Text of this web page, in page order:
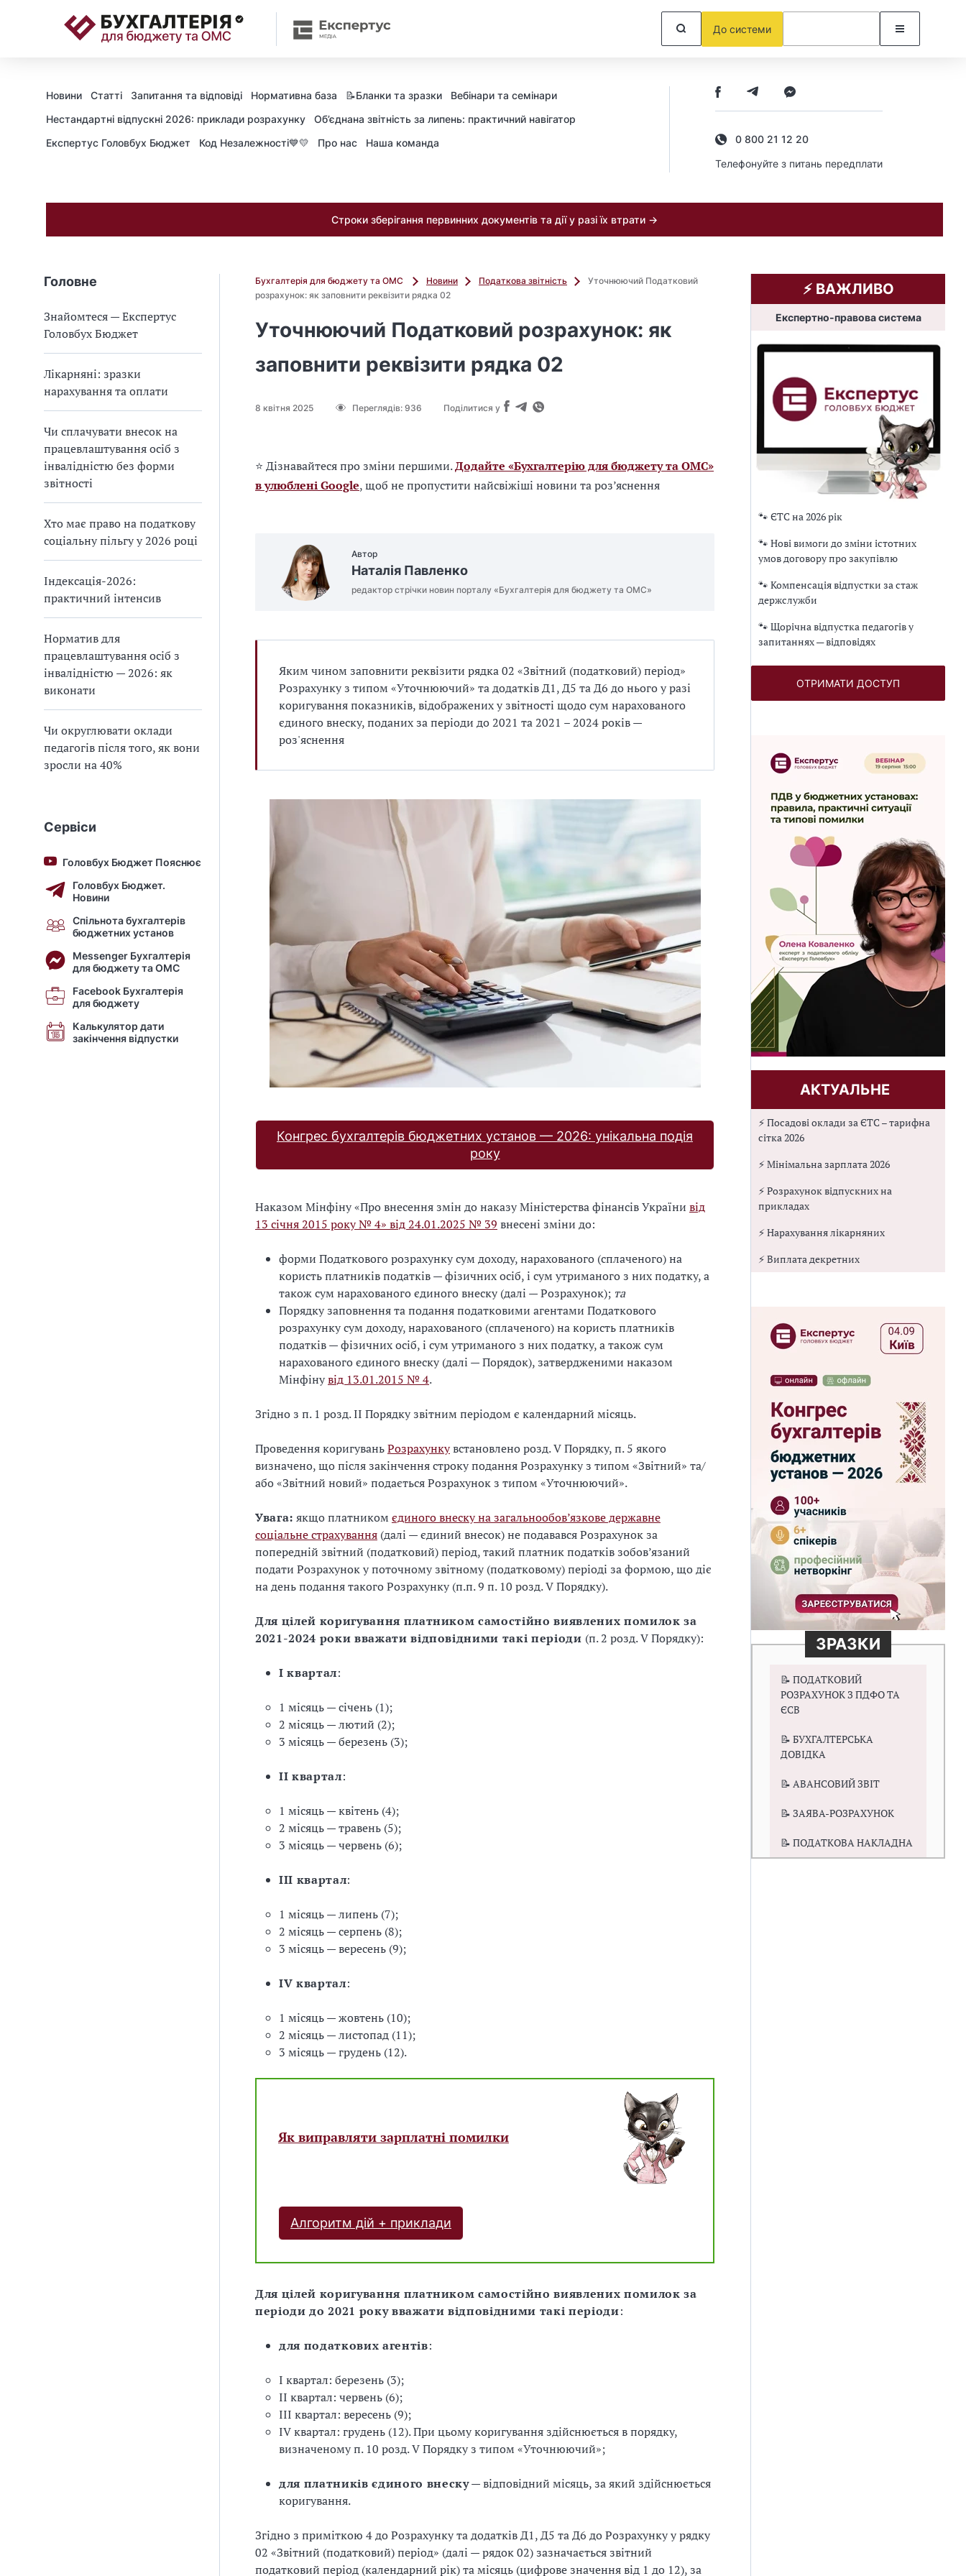
До системи
Новини Статті Запитання та відповіді Нормативна база 📝Бланки та зразки
Вебінари та семінари
Нестандартні відпускні 2026: приклади розрахунку
Об’єднана звітність за липень: практичний навігатор
Експертус Головбух Бюджет
Код Незалежності💙💛 Про нас Наша команда
0 800 21 12 20
Телефонуйте з питань передплати
Строки зберігання первинних документів та дії у разі їх втрати →
Головне
Знайомтеся — Експертус
Головбух Бюджет
Лікарняні: зразки
нарахування та оплати
Чи сплачувати внесок на
працевлаштування осіб з
інвалідністю без форми
звітності
Хто має право на податкову
соціальну пільгу у 2026 році
Індексація-2026:
практичний інтенсив
Норматив для
працевлаштування осіб з
інвалідністю — 2026: як
виконати
Чи округлювати оклади
педагогів після того, як вони
зросли на 40%
Сервіси
Головбух Бюджет Пояснює
Головбух Бюджет.
Новини
Спільнота бухгалтерів
бюджетних установ
Messenger Бухгалтерія
для бюджету та ОМС
Facebook Бухгалтерія
для бюджету
Калькулятор дати
закінчення відпустки
Бухгалтерія для бюджету та ОМС Новини Податкова звітність
Уточнюючий Податковий
розрахунок: як заповнити реквізити рядка 02
Уточнюючий Податковий розрахунок: як
заповнити реквізити рядка 02
8 квітня 2025 Переглядів: 936 Поділитися у
⭐ Дізнавайтеся про зміни першими.Додайте «Бухгалтерію для бюджету та ОМС»
в улюблені Google, щоб не пропустити найсвіжіші новини та роз’яснення
Автор
Наталія Павленко
редактор стрічки новин порталу «Бухгалтерія для бюджету та ОМС»
Яким чином заповнити реквізити рядка 02 «Звітний (податковий) період»
Розрахунку з типом «Уточнюючий» та додатків Д1, Д5 та Д6 до нього у разі
коригування показників, відображених у звітності щодо сум нарахованого
єдиного внеску, поданих за періоди до 2021 та 2021 – 2024 років —
роз'яснення
Конгрес бухгалтерів бюджетних установ — 2026: унікальна подія
року
Наказом Мінфіну «Про внесення змін до наказу Міністерства фінансів України від
13 січня 2015 року № 4» від 24.01.2025 № 39 внесені зміни до:
форми Податкового розрахунку сум доходу, нарахованого (сплаченого) на
користь платників податків — фізичних осіб, і сум утриманого з них податку, а
також сум нарахованого єдиного внеску (далі — Розрахунок); та
Порядку заповнення та подання податковими агентами Податкового
розрахунку сум доходу, нарахованого (сплаченого) на користь платників
податків — фізичних осіб, і сум утриманого з них податку, а також сум
нарахованого єдиного внеску (далі — Порядок), затвердженими наказом
Мінфінувід 13.01.2015 № 4.
Згідно з п. 1 розд. ІІ Порядку звітним періодом є календарний місяць.
Проведення коригуваньРозрахункувстановлено розд. V Порядку, п. 5 якого
визначено, що після закінчення строку подання Розрахунку з типом «Звітний» та/
або «Звітний новий» подається Розрахунок з типом «Уточнюючий».
Увага: якщо платником єдиного внеску на загальнообов’язкове державне
соціальне страхування (далі — єдиний внесок) не подавався Розрахунок за
попередній звітний (податковий) період, такий платник податків зобов’язаний
подати Розрахунок у поточному звітному (податковому) періоді за формою, що діє
на день подання такого Розрахунку (п.п. 9 п. 10 розд. V Порядку).
Для цілей коригування платником самостійно виявлених помилок за
2021-2024 роки вважати відповідними такі періоди (п. 2 розд. V Порядку):
I квартал:
1 місяць — січень (1);
2 місяць — лютий (2);
3 місяць — березень (3);
II квартал:
1 місяць — квітень (4);
2 місяць — травень (5);
3 місяць — червень (6);
III квартал:
1 місяць — липень (7);
2 місяць — серпень (8);
3 місяць — вересень (9);
IV квартал:
1 місяць — жовтень (10);
2 місяць — листопад (11);
3 місяць — грудень (12).
Як виправляти зарплатні помилки
Алгоритм дій + приклади
Для цілей коригування платником самостійно виявлених помилок за
періоди до 2021 року вважати відповідними такі періоди:
для податкових агентів:
I квартал: березень (3);
II квартал: червень (6);
III квартал: вересень (9);
IV квартал: грудень (12). При цьому коригування здійснюється в порядку,
визначеному п. 10 розд. V Порядку з типом «Уточнюючий»;
для платників єдиного внеску— відповідний місяць, за який здійснюється
коригування.
Згідно з приміткою 4 до Розрахунку та додатків Д1, Д5 та Д6 до Розрахунку у рядку
02 «Звітний (податковий) період» (далі — рядок 02) зазначається звітний
податковий період (календарний рік) та місяць (цифрове значення від 1 до 12), за
⚡️ ВАЖЛИВО
Експертно-правова система
🐾 ЄТС на 2026 рік
🐾 Нові вимоги до зміни істотних
умов договору про закупівлю
🐾 Компенсація відпустки за стаж
держслужби
🐾 Щорічна відпустка педагогів у
запитаннях — відповідях
ОТРИМАТИ ДОСТУП
АКТУАЛЬНЕ
⚡ Посадові оклади за ЄТС – тарифна
сітка 2026
⚡ Мінімальна зарплата 2026
⚡ Розрахунок відпускних на
прикладах
⚡ Нарахування лікарняних
⚡ Виплата декретних
ЗРАЗКИ
📝 ПОДАТКОВИЙ
РОЗРАХУНОК З ПДФО ТА
ЄСВ
📝 БУХГАЛТЕРСЬКА
ДОВІДКА
📝 АВАНСОВИЙ ЗВІТ
📝 ЗАЯВА-РОЗРАХУНОК
📝 ПОДАТКОВА НАКЛАДНА